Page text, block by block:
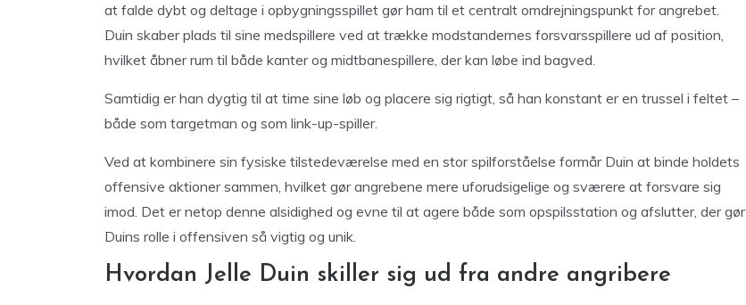
at falde dybt og deltage i opbygningsspillet gør ham til et centralt omdrejningspunkt for angrebet.
Duin skaber plads til sine medspillere ved at trække modstandernes forsvarsspillere ud af position,
hvilket åbner rum til både kanter og midtbanespillere, der kan løbe ind bagved.
Samtidig er han dygtig til at time sine løb og placere sig rigtigt, så han konstant er en trussel i feltet –
både som targetman og som link-up-spiller.
Ved at kombinere sin fysiske tilstedeværelse med en stor spilforståelse formår Duin at binde holdets
offensive aktioner sammen, hvilket gør angrebene mere uforudsigelige og sværere at forsvare sig
imod. Det er netop denne alsidighed og evne til at agere både som opspilsstation og afslutter, der gør
Duins rolle i offensiven så vigtig og unik.
Hvordan Jelle Duin skiller sig ud fra andre angribere